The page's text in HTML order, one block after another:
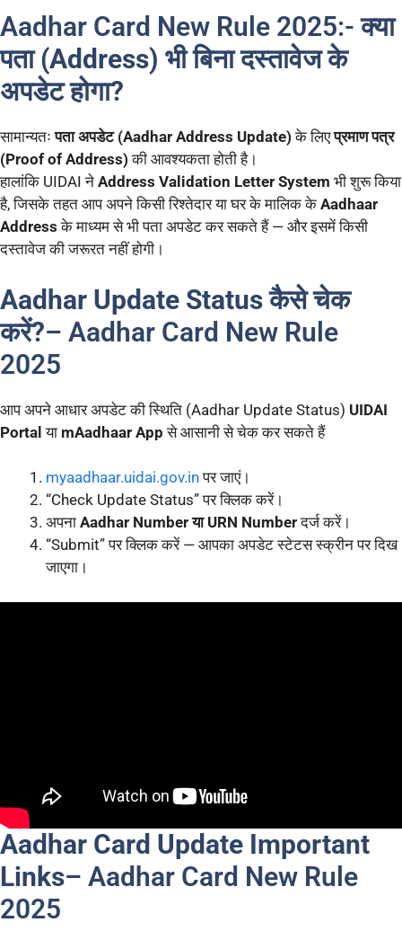
Aadhar Card New Rule 2025:-क्या
पता (Address) भी बिना दस्तावेज के
अपडेट होगा?
सामान्यतःपता अपडेट (Aadhar Address Update) के लिएप्रमाण पत्र
(Proof of Address) की आवश्यकता होती है।
हालांकि UIDAI ने Address Validation Letter System भी शुरू किया
है, जिसके तहत आप अपने किसी रिश्तेदार या घर के मालिक के Aadhaar
Address के माध्यम से भी पता अपडेट कर सकते हैं — और इसमें किसी
दस्तावेज की जरूरत नहीं होगी।
Aadhar Update Status कैसे चेक
करें?– Aadhar Card New Rule
2025
आप अपने आधार अपडेट की स्थिति (Aadhar Update Status) UIDAI
Portal या mAadhaar App से आसानी से चेक कर सकते हैं
myaadhaar.uidai.gov.inपर जाएं।
“Check Update Status” पर क्लिक करें।
अपना Aadhar Number या URN Numberदर्ज करें।
“Submit” पर क्लिक करें — आपका अपडेट स्टेटस स्क्रीन पर दिख
जाएगा।
Aadhar Card Update Important
Links– Aadhar Card New Rule
2025